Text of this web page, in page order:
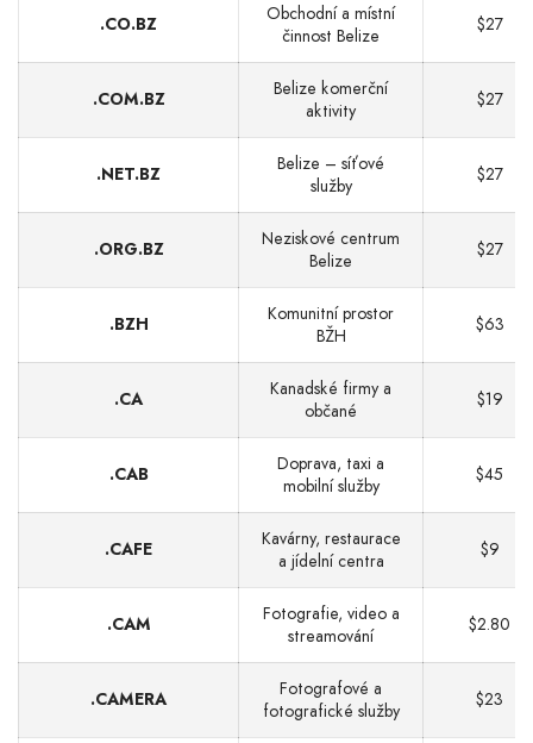
.CO.BZ
Obchodní a místní
činnost Belize
$27
.COM.BZ
Belize komerční
aktivity
$27
.NET.BZ
Belize – síťové
služby
$27
.ORG.BZ
Neziskové centrum
Belize
$27
.BZH
Komunitní prostor
BŽH
$63
.CA
Kanadské firmy a
občané
$19
.CAB
Doprava, taxi a
mobilní služby
$45
.CAFE
Kavárny, restaurace
a jídelní centra
$9
.CAM
Fotografie, video a
streamování
$2.80
.CAMERA
Fotografové a
fotografické služby
$23